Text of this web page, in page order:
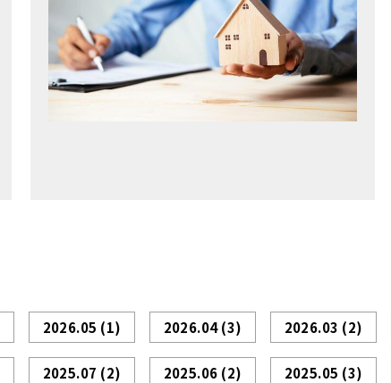
2026.05 (1) 2026.04(3) 2026.03 (2)
2025.07 (2) 2025.06 (2) 2025.05 (3)